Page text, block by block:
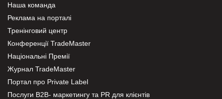
Наша команда
Реклама на порталі
Тренінговий центр
Конференції TradeMaster
Національні Премії
Журнал TradeMaster
Портал про Private Label
Послуги В2В- маркетингу та PR для клієнтів